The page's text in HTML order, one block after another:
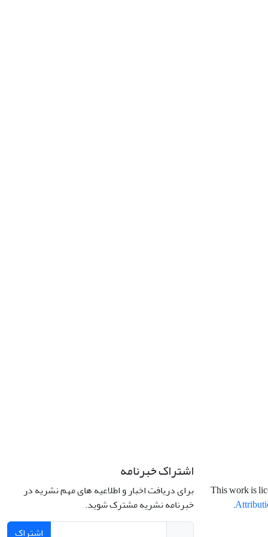
This work is
.
اشتراک خبرنامه
برای دریافت اخبار و اطلاعیه های مهم نشریه در
خبرنامه نشریه مشترک شوید.
اشتراک